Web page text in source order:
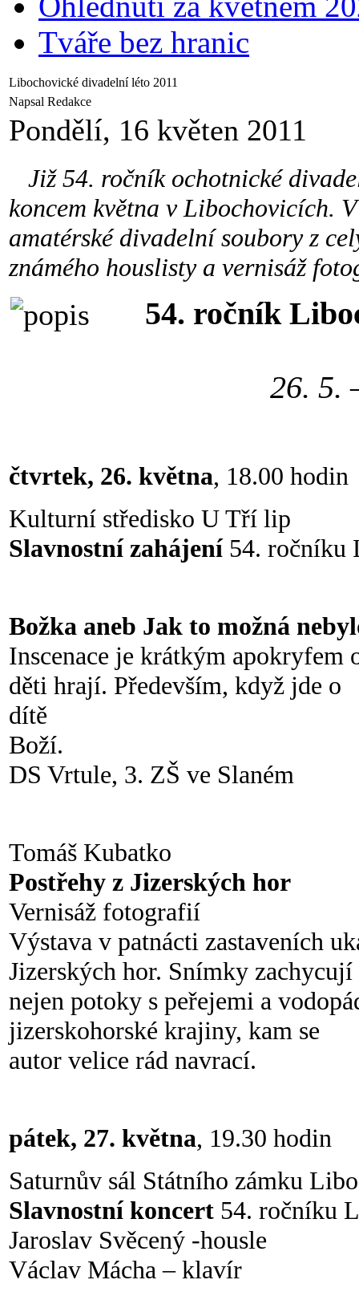
Tváře bez hranic
Libochovické divadelní léto 2011
Napsal Redakce
Pondělí, 16 květen 2011
Již 54. ročník ochotnické
koncem května v Libochovicích.
amatérské divadelní soubory z
známého houslisty a vernisáž
54. ročník
26. 5.
čtvrtek, 26. května, 18.00 hodin
Kulturní středisko U Tří lip
Slavnostní zahájení54. ročníku
Božka aneb Jak to možná
Inscenace je krátkým apokryfem
děti hrají. Především, když jde o
dítě
Boží.
DS Vrtule, 3. ZŠ ve Slaném
Tomáš Kubatko
Postřehy z Jizerských hor
Vernisáž fotografií
Výstava v patnácti zastaveních
Jizerských hor. Snímky zachycují
nejen potoky s peřejemi a
jizerskohorské krajiny, kam se
autor velice rád navrací.
pátek, 27. května, 19.30 hodin
Saturnův sál Státního zámku
Slavnostní koncert 54. ročníku
Jaroslav Svěcený -housle
Václav Mácha – klavír